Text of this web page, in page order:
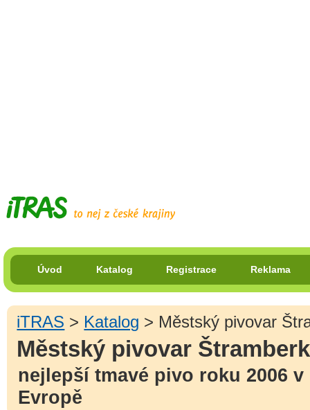
Úvod Katalog Registrace Reklama
iTRAS > Katalog > Městský pivovar
Městský pivovar Štramberk
nejlepší tmavé pivo roku 2006
Evropě